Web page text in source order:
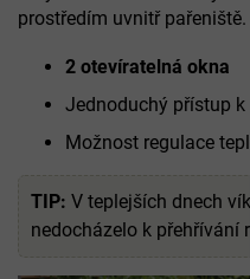
prostředím uvnitř pařeniště.
2 otevíratelná okna
Jednoduchý přístup
Možnost regulace
TIP: V teplejších dnech
nedocházelo k přehřívání